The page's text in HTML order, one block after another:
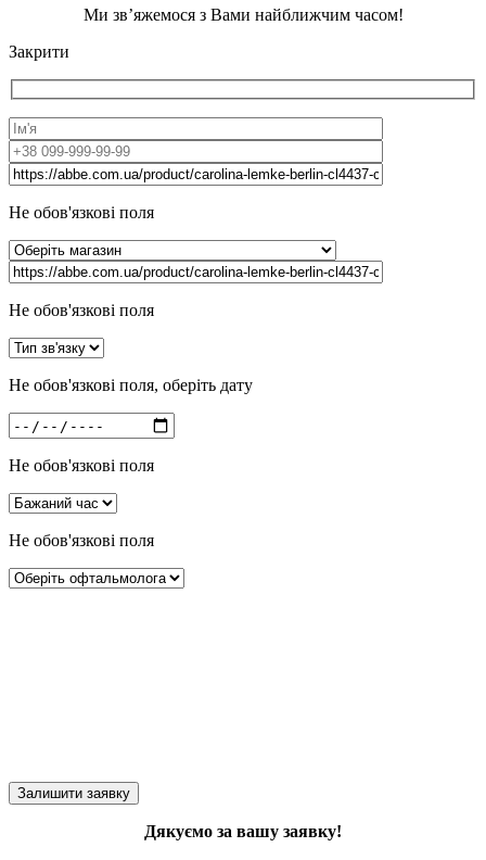
Ми зв’яжемося з Вами найближчим часом!
Закрити
Не обов'язкові поля
Не обов'язкові поля
Не обов'язкові поля, оберіть дату
Не обов'язкові поля
Не обов'язкові поля
Дякуємо за вашу заявку!